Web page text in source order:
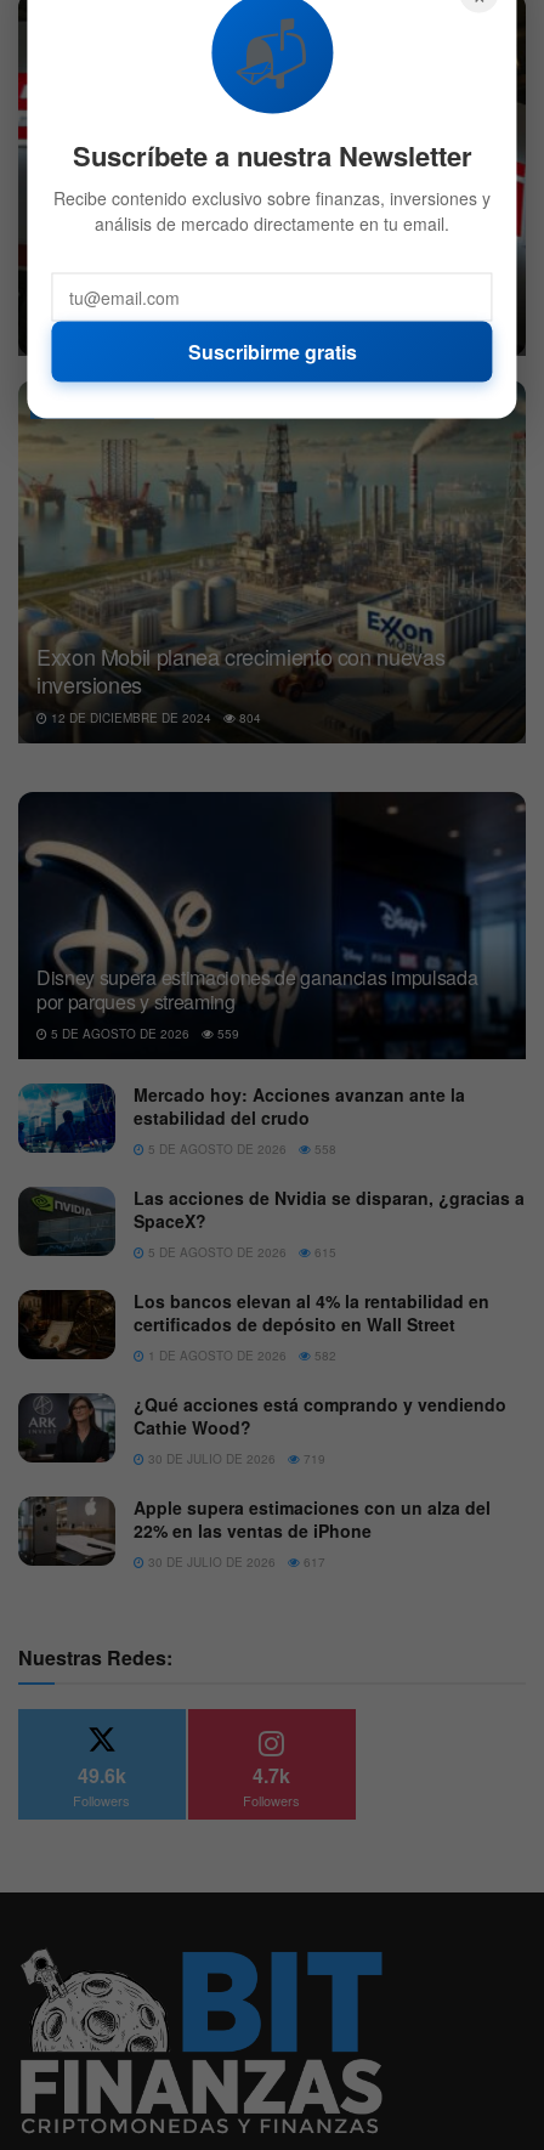
6 acciones de calidad para comprar en las caídas
8 DE ABRIL DE 2025
Exxon Mobil planea crecimiento con nuevas
inversiones
12 DE DICIEMBRE DE 2024 804
Disney supera estimaciones de ganancias impulsada
por parques y streaming
5 DE AGOSTO DE 2026 559
Mercado hoy: Acciones avanzan ante la
estabilidad del crudo
5 DE AGOSTO DE 2026 558
Las acciones de Nvidia se disparan, ¿gracias a
SpaceX?
5 DE AGOSTO DE 2026 615
Los bancos elevan al 4% la rentabilidad en
certificados de depósito en Wall Street
1 DE AGOSTO DE 2026 582
¿Qué acciones está comprando y vendiendo
Cathie Wood?
30 DE JULIO DE 2026 719
Apple supera estimaciones con un alza del
22% en las ventas de iPhone
30 DE JULIO DE 2026 617
Nuestras Redes:
49.6k
Followers
4.7k
Followers
📬
Suscríbete a nuestra Newsletter
Recibe contenido exclusivo sobre finanzas, inversiones y
análisis de mercado directamente en tu email.
Suscribirme gratis